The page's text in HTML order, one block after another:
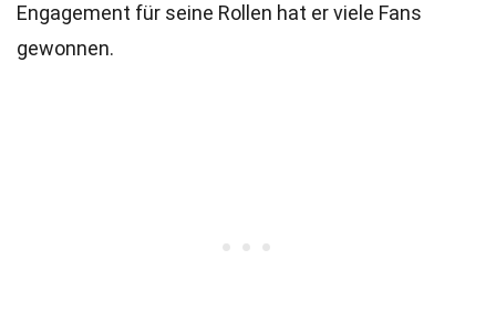
Engagement für seine Rollen hat er viele Fans
gewonnen.